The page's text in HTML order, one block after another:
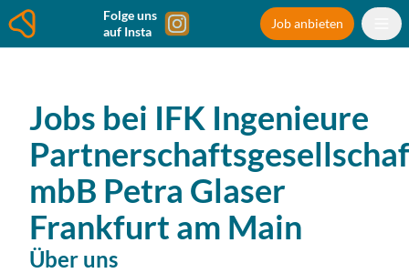
Folge uns
auf Insta
Job anbieten
Jobs bei IFK Ingenieure
mbB Petra Glaser
Frankfurt am Main
Über uns